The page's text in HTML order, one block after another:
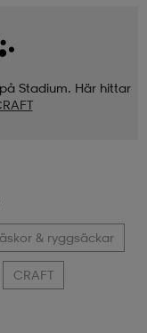
Stadium. Här hittar
& ryggsäckar
CRAFT